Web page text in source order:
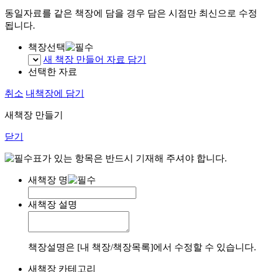
동일자료를 같은 책장에 담을 경우 담은 시점만 최신으로 수정
됩니다.
책장선택
새 책장 만들어 자료 담기
선택한 자료
취소 내책장에 담기
새책장 만들기
닫기
표가 있는 항목은 반드시 기재해 주셔야 합니다.
새책장 명
새책장 설명
책장설명은 [내 책장/책장목록]에서 수정할 수 있습니다.
새책장 카테고리